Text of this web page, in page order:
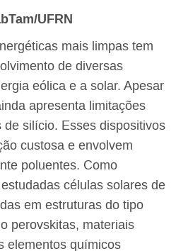
UFRN
mais limpas tem
de diversas
eólica e a solar. Apesar
apresenta limitações
silício. Esses dispositivos
custosa e envolvem
poluentes. Como
células solares de
em estruturas do tipo
perovskitas, materiais
elementos químicos